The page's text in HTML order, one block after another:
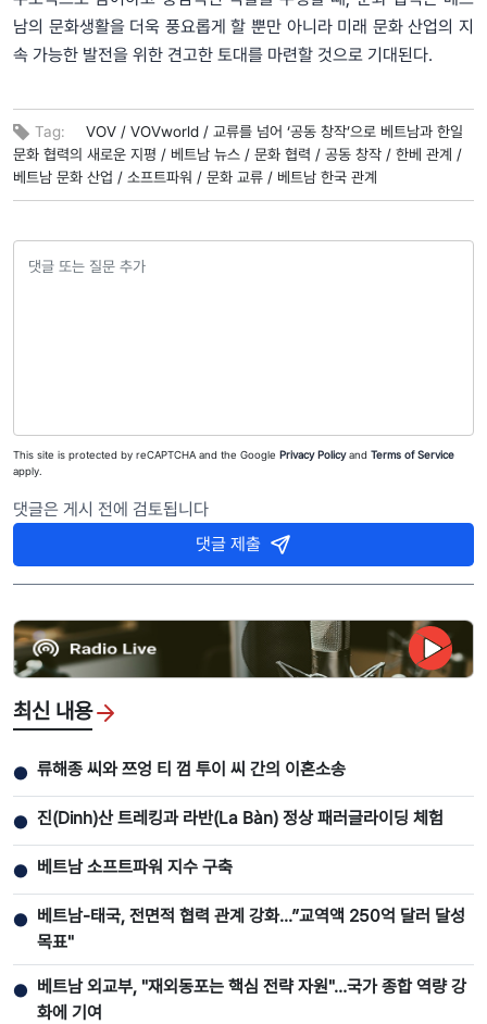
남의 문화생활을 더욱 풍요롭게 할 뿐만 아니라 미래 문화 산업의 지
속 가능한 발전을 위한 견고한 토대를 마련할 것으로 기대된다.
Tag: VOV / VOVworld / 교류를 넘어 ‘공동 창작’으로 베트남과 한일
문화 협력의 새로운 지평 / 베트남 뉴스 / 문화 협력 / 공동 창작 / 한베 관계 /
베트남 문화 산업 / 소프트파워 / 문화 교류 / 베트남 한국 관계
This site is protected by reCAPTCHA and the Google Privacy Policyand Terms of Service
apply.
댓글은 게시 전에 검토됩니다
댓글 제출
최신 내용
● 류해종 씨와 쯔엉 티 껌 투이 씨 간의 이혼소송
● 진(Dinh)산 트레킹과 라반(La Bàn) 정상 패러글라이딩 체험
● 베트남 소프트파워 지수 구축
● 베트남-태국, 전면적 협력 관계 강화...”교역액 250억 달러 달성
목표"
● 베트남 외교부, "재외동포는 핵심 전략 자원"…국가 종합 역량 강
화에 기여